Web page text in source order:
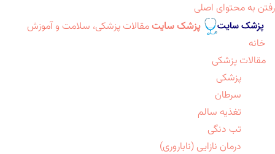
رفتن به محتوای اصلی
پزشک سایت مقالات پزشکی، سلامت و آموزش
خانه
مقالات پزشکی
پزشکی
سرطان
تغذیه سالم
تب دنگی
درمان نازایی (ناباروری)